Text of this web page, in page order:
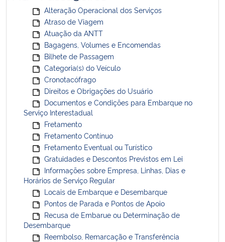
Alteração Operacional dos Serviços
Atraso de Viagem
Atuação da ANTT
Bagagens, Volumes e Encomendas
Bilhete de Passagem
Categoria(s) do Veículo
Cronotacófrago
Direitos e Obrigações do Usuário
Documentos e Condições para Embarque no
Serviço Interestadual
Fretamento
Fretamento Contínuo
Fretamento Eventual ou Turístico
Gratuidades e Descontos Previstos em Lei
Informações sobre Empresa, Linhas, Dias e
Horários de Serviço Regular
Locais de Embarque e Desembarque
Pontos de Parada e Pontos de Apoio
Recusa de Embarue ou Determinação de
Desembarque
Reembolso, Remarcação e Transferência